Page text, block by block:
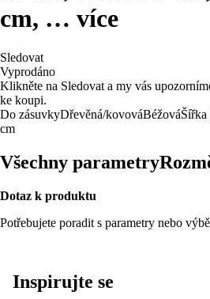
cm, … více
Sledovat
Vyprodáno
Klikněte na Sledovat a my vás
ke koupi.
Do zásuvkyDřevěná/kovováBéžováŠířka
cm
Všechny parametry
Dotaz k produktu
Potřebujete poradit s parametry nebo
Inspirujte se